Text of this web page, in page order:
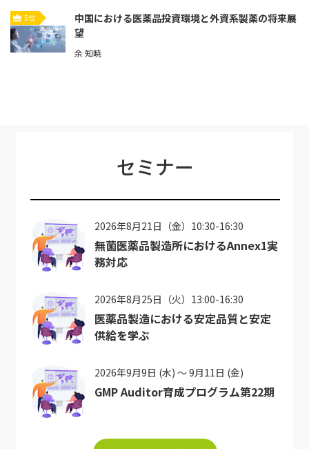
5位
中国における医薬品投資環境と外資系製薬の将来展
望
余 知暁
セミナー
2026年8月21日（金）10:30-16:30
無菌医薬品製造所におけるAnnex1実
務対応
2026年8月25日（火）13:00-16:30
医薬品製造における安定品質と安定
供給を学ぶ
2026年9月9日 (水) ～ 9月11日 (金)
GMP Auditor育成プログラム第22期